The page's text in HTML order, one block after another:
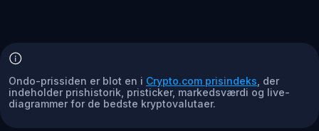
Ondo-prissiden er blot en i Crypto.com prisindeks , der
indeholder prishistorik, pristicker, markedsværdi og live-
diagrammer for de bedste kryptovalutaer.